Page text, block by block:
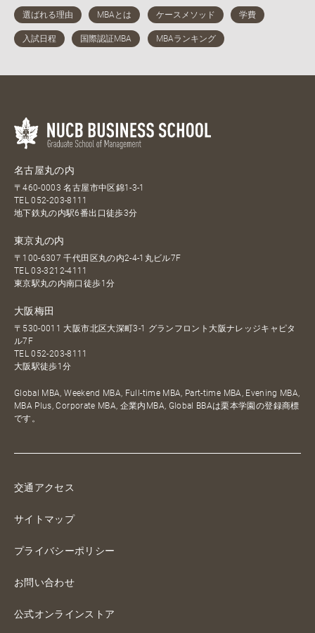
名古屋丸の内
〒460-0003 名古屋市中区錦1-3-1
TEL052-203-8111
地下鉄丸の内駅6番出口徒歩3分
東京丸の内
〒100-6307 千代田区丸の内2-4-1丸ビル7F
TEL03-3212-4111
東京駅丸の内南口徒歩1分
大阪梅田
〒530-0011 大阪市北区大深町3-1 グランフロント大阪ナレッジキャピタ
ル7F
TEL052-203-8111
大阪駅徒歩1分
Global MBA, Weekend MBA, Full-time MBA, Part-time MBA, Evening MBA,
MBA Plus, Corporate MBA, 企業内MBA, Global BBAは栗本学園の登録商標
です。
交通アクセス
サイトマップ
プライバシーポリシー
お問い合わせ
公式オンラインストア